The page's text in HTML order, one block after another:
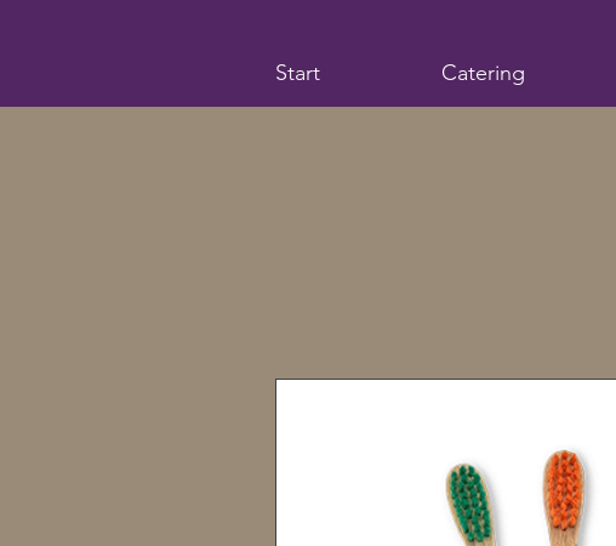
Start Catering